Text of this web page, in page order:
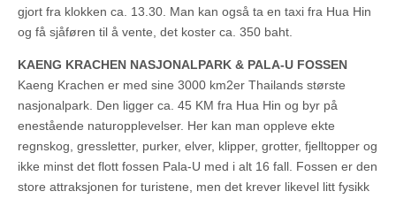
gjort fra klokken ca. 13.30. Man kan også ta en taxi fra Hua Hin
og få sjåføren til å vente, det koster ca. 350 baht.
KAENG KRACHEN NASJONALPARK & PALA-U FOSSEN
Kaeng Krachen er med sine 3000 km2er Thailands største
nasjonalpark. Den ligger ca. 45 KM fra Hua Hin og byr på
enestående naturopplevelser. Her kan man oppleve ekte
regnskog, gressletter, purker, elver, klipper, grotter, fjelltopper og
ikke minst det flott fossen Pala-U med i alt 16 fall. Fossen er den
store attraksjonen for turistene, men det krever likevel litt fysikk